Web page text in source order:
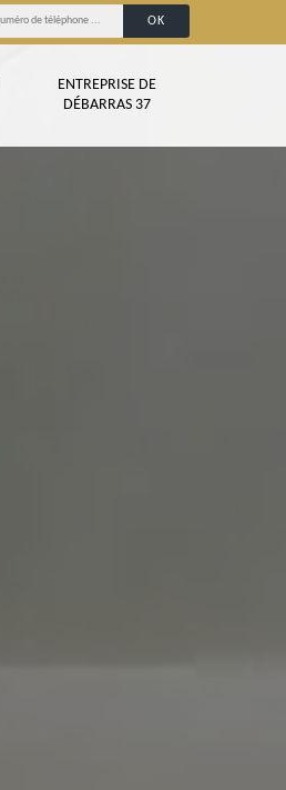
ENTREPRISE DE
DÉBARRAS 37